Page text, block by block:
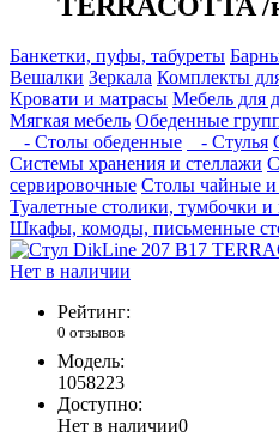
Банкетки, пуфы, табуреты
Вешалки Зеркала Комплекты
Кровати и матрасы Мебель для
Мягкая мебель Обеденные
- Столы обеденные
- Стулья
Системы хранения и стеллажи
сервировочные Столы чайные
Туалетные столики, тумбочки и
Шкафы, комоды, письменные
Нет в наличии
Рейтинг:
0 отзывов
Модель:
1058223
Доступно:
Нет в наличии0